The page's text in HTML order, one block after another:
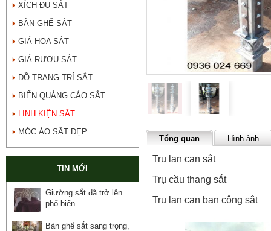
XÍCH ĐU SẮT
BÀN GHẾ SẮT
GIÁ HOA SẮT
GIÁ RƯỢU SẮT
ĐỒ TRANG TRÍ SẮT
BIỂN QUẢNG CÁO SẮT
LINH KIỆN SẮT
MÓC ÁO SẮT ĐẸP
TIN MỚI
Giường sắt đã trở lên
phổ biến
Bàn ghế sắt sang trọng,
Tổng quan Hình ảnh
Trụ lan can sắt
Trụ cầu thang sắt
Trụ lan can ban công sắt